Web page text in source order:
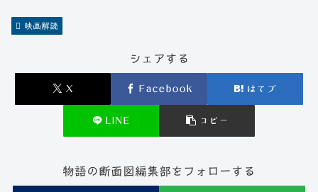
映画解読
シェアする
X Facebook はてブ
LINE コピー
物語の断面図編集部をフォローする